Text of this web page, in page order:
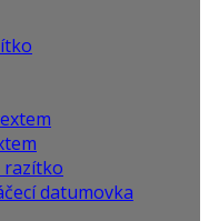
razítko
datumovka